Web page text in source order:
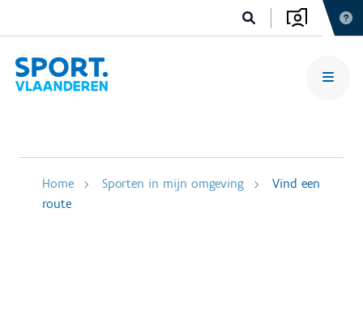
Home Sporten in mijn omgeving
Vind een
route